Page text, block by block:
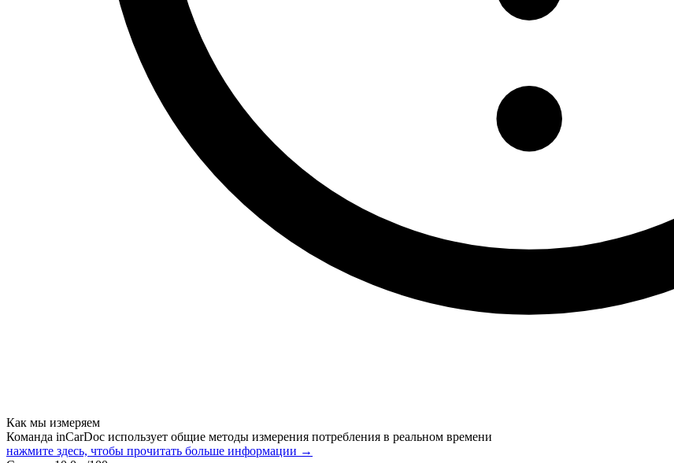
Как мы измеряем
Команда inCarDoc использует общие методы измерения потребления в реальном времени
нажмите здесь, чтобы прочитать больше информации →